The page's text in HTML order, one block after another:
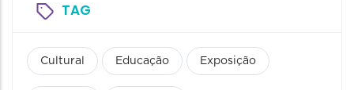
TAG
Cultural Educação Exposição